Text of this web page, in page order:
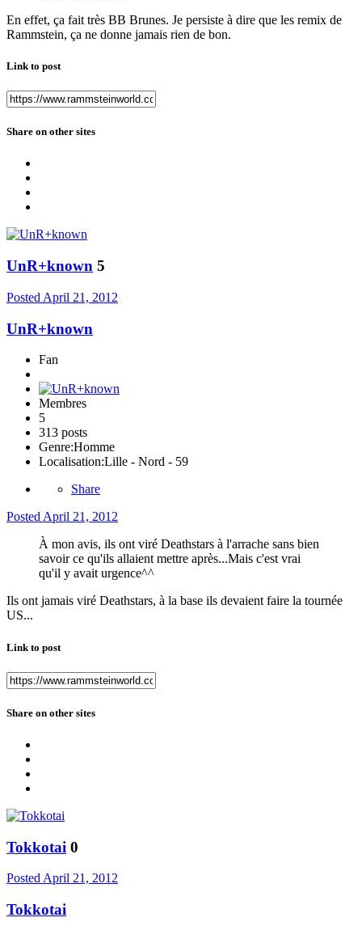
En effet, ça fait très BB Brunes. Je persiste à dire que les remix de
Rammstein, ça ne donne jamais rien de bon.
Link to post
Share on other sites
UnR+known 5
Posted April 21, 2012
UnR+known
Fan
Membres
5
313 posts
Genre:Homme
Localisation:Lille - Nord - 59
Share
Posted April 21, 2012
À mon avis, ils ont viré Deathstars à l'arrache sans bien
savoir ce qu'ils allaient mettre après...Mais c'est vrai
qu'il y avait urgence^^
Ils ont jamais viré Deathstars, à la base ils devaient faire la tournée
US...
Link to post
Share on other sites
Tokkotai 0
PostedApril 21, 2012
Tokkotai